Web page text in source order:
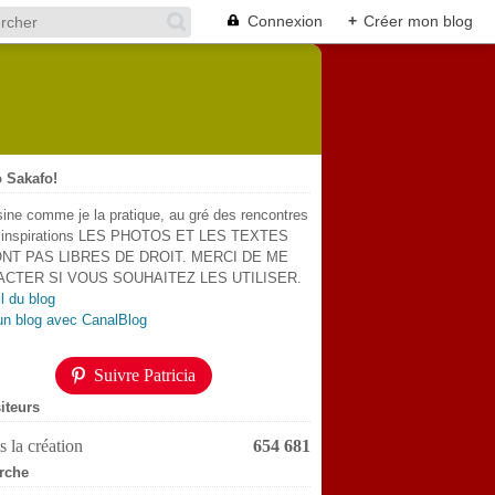
Connexion + Créer mon blog
Sakafo!
comme je la pratique, au gré des rencontres
LES PHOTOS ET LES TEXTES
PAS LIBRES DE DROIT. MERCI DE ME
SI VOUS SOUHAITEZ LES UTILISER.
du blog
blog avec CanalBlog
Suivre Patricia
la création 654 681